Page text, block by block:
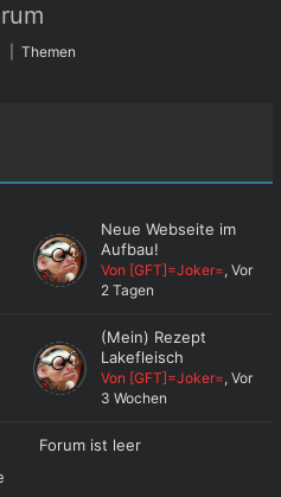
Themen
Neue Webseite im
Aufbau!
Von [GFT]=Joker=, Vor
2 Tagen
(Mein) Rezept
Lakefleisch
Von [GFT]=Joker=, Vor
3 Wochen
Forum ist leer